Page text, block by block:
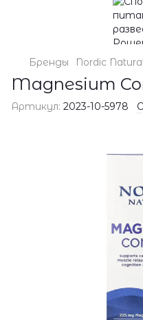
Бренды Nordic
Magnesium
Артикул: 2023-10-5978